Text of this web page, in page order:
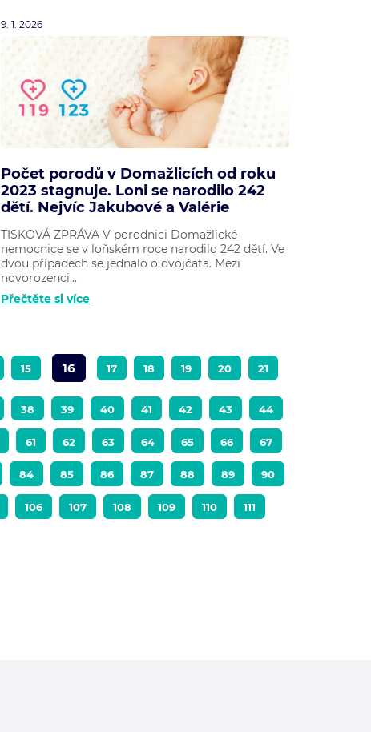
9. 1. 2026
Počet porodů v Domažlicích od roku
2023 stagnuje. Loni se narodilo 242
dětí. Nejvíc Jakubové a Valérie
TISKOVÁ ZPRÁVA V porodnici Domažlické
nemocnice se v loňském roce narodilo 242 dětí. Ve
dvou případech se jednalo o dvojčata. Mezi
novorozenci...
Přečtěte si více
15 16 17 18 19 20 21
38 39 40 41 42 43 44
61 62 63 64 65 66 67
84 85 86 87 88 89 90
106 107 108 109 110 111